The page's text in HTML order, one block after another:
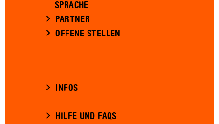
SPRACHE
PARTNER
OFFENE STELLEN
INFOS
HILFE UND FAQS